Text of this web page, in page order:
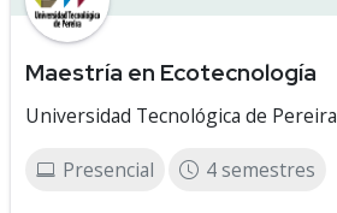
Maestría en Ecotecnología
Universidad Tecnológica de Pereira
Presencial 4 semestres